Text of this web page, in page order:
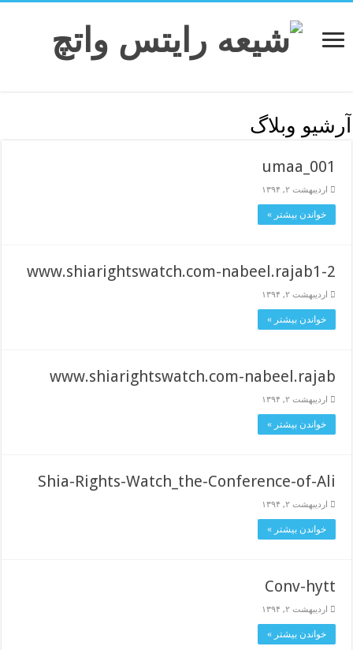
آرشیو وبلاگ
umaa_001
اردیبهشت ۲, ۱۳۹۴
خواندن بیشتر »
www.shiarightswatch.com-nabeel.rajab1-2
اردیبهشت ۲, ۱۳۹۴
خواندن بیشتر »
www.shiarightswatch.com-nabeel.rajab
اردیبهشت ۲, ۱۳۹۴
خواندن بیشتر »
Shia-Rights-Watch_the-Conference-of-Ali
اردیبهشت ۲, ۱۳۹۴
خواندن بیشتر »
Conv-hytt
اردیبهشت ۲, ۱۳۹۴
خواندن بیشتر »